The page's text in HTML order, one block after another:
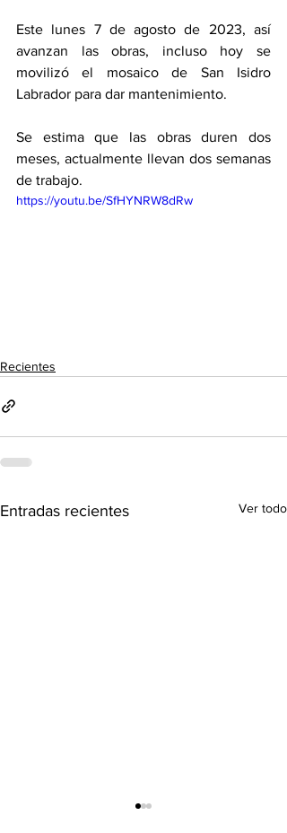
Este lunes 7 de agosto de 2023, así
avanzan las obras, incluso hoy se
movilizó el mosaico de San Isidro
Labrador para dar mantenimiento.
Se estima que las obras duren dos
meses, actualmente llevan dos semanas
de trabajo.
https://youtu.be/SfHYNRW8dRw
Recientes
Entradas recientes Ver todo